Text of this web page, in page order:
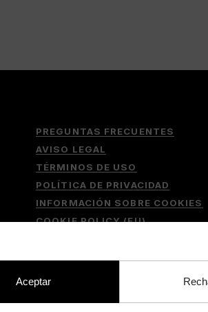
Aceptar
PREGUNTAS FRECUENTES
AVISO LEGAL
TÉRMINOS DE USO
POLÍTICA DE PRIVACIDAD
INFORMACIÓN SOBRE COOKIES
COOKIE POLICY (EU)